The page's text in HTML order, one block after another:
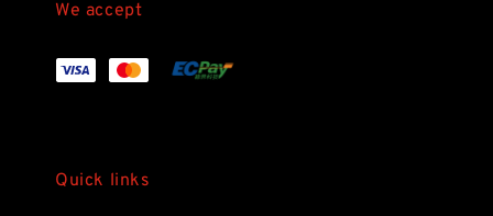
We accept
Quick links